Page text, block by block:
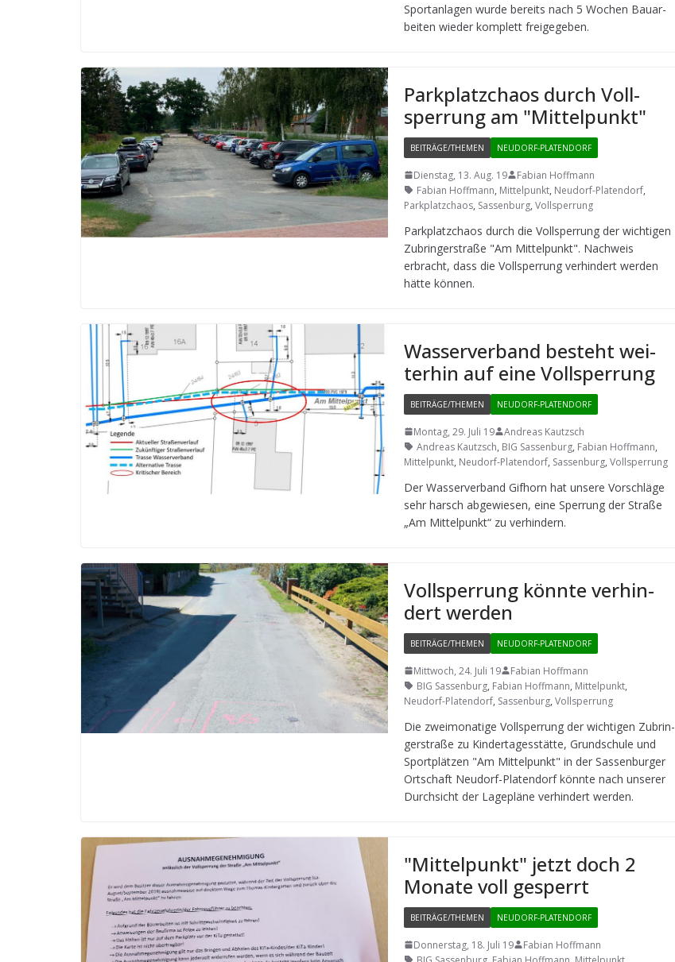
Sport­an­la­gen wurde bereits nach 5 Wochen Bau­ar­
bei­ten wie­der kom­plett freigegeben.
Park­platz­chaos durch Voll­
sper­rung am "Mit­tel­punkt"
BEITRÄGE/THEMEN NEUDORF-PLATENDORF
Dienstag, 13. Aug. 19
Fabian Hoffmann
Fabian Hoffmann, Mittelpunkt, Neudorf-Platendorf,
Parkplatzchaos, Sassenburg, Vollsperrung
Park­platz­chaos durch die Voll­sper­rung der wich­ti­gen
Zubrin­ger­straße "Am Mit­tel­punkt". Nach­weis
erbracht, dass die Voll­sper­rung ver­hin­dert wer­den
hätte können.
Was­ser­ver­band besteht wei­
ter­hin auf eine Vollsperrung
BEITRÄGE/THEMEN NEUDORF-PLATENDORF
Montag, 29. Juli 19
Andreas Kautzsch
Andreas Kautzsch, BIG Sassenburg, Fabian Hoffmann,
Mittelpunkt, Neudorf-Platendorf, Sassenburg, Vollsperrung
Der Was­ser­ver­band Gif­horn hat unsere Vor­schläge
sehr harsch abge­wie­sen, eine Sper­rung der Straße
„Am Mit­tel­punkt“ zu verhindern.
Voll­sper­rung könnte ver­hin­
dert werden
BEITRÄGE/THEMEN NEUDORF-PLATENDORF
Mittwoch, 24. Juli 19
Fabian Hoffmann
BIG Sassenburg, Fabian Hoffmann, Mittelpunkt,
Neudorf-Platendorf, Sassenburg, Vollsperrung
Die zwei­mo­na­tige Voll­sper­rung der wich­ti­gen Zubrin­
ger­straße zu Kin­der­ta­ges­stätte, Grund­schule und
Sport­plät­zen "Am Mit­tel­punkt" in der Sas­sen­bur­ger
Ort­schaft Neu­dorf-Pla­ten­dorf könnte nach unse­rer
Durch­sicht der Lage­pläne ver­hin­dert werden.
"Mit­tel­punkt" jetzt doch 2
Monate voll gesperrt
BEITRÄGE/THEMEN NEUDORF-PLATENDORF
Donnerstag, 18. Juli 19
Fabian Hoffmann